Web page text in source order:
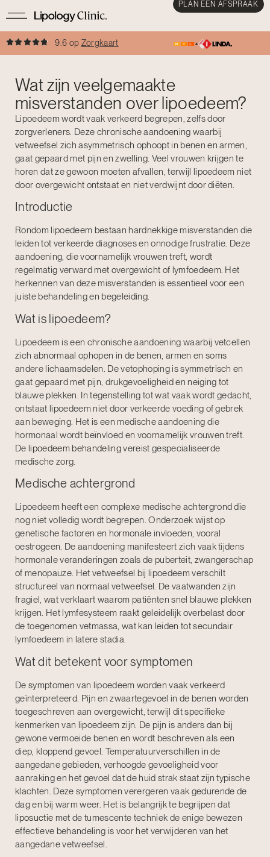
PLAN EEN AFSPRAAK
9.6 op Zorgkaart
Wat zijn veelgemaakte
misverstanden over lipoedeem?
Lipoedeem wordt vaak verkeerd begrepen, zelfs door
zorgverleners. Deze chronische aandoening waarbij
vetweefsel zich asymmetrisch ophoopt in benen en armen,
gaat gepaard met pijn en zwelling. Veel vrouwen krijgen te
horen dat ze gewoon moeten afvallen, terwijl lipoedeem niet
door overgewicht ontstaat en niet verdwijnt door diëten.
Introductie
Rondom lipoedeem bestaan hardnekkige misverstanden die
leiden tot verkeerde diagnoses en onnodige frustratie. Deze
aandoening, die voornamelijk vrouwen treft, wordt
regelmatig verward met overgewicht of lymfoedeem. Het
herkennen van deze misverstanden is essentieel voor een
juiste behandeling en begeleiding.
Wat is lipoedeem?
Lipoedeem is een chronische aandoening waarbij vetcellen
zich abnormaal ophopen in de benen, armen en soms
andere lichaamsdelen. De vetophoping is symmetrisch en
gaat gepaard met pijn, drukgevoeligheid en neiging tot
blauwe plekken. In tegenstelling tot wat vaak wordt gedacht,
ontstaat lipoedeem niet door verkeerde voeding of gebrek
aan beweging. Het is een medische aandoening die
hormonaal wordt beïnvloed en voornamelijk vrouwen treft.
De lipoedeem behandelingvereist gespecialiseerde
medische zorg.
Medische achtergrond
Lipoedeem heeft een complexe medische achtergrond die
nog niet volledig wordt begrepen. Onderzoek wijst op
genetische factoren en hormonale invloeden, vooral
oestrogeen. De aandoening manifesteert zich vaak tijdens
hormonale veranderingen zoals de puberteit, zwangerschap
of menopauze. Het vetweefsel bij lipoedeem verschilt
structureel van normaal vetweefsel. De vaatwanden zijn
fragiel, wat verklaart waarom patiënten snel blauwe plekken
krijgen. Het lymfesysteem raakt geleidelijk overbelast door
de toegenomen vetmassa, wat kan leiden tot secundair
lymfoedeem in latere stadia.
Wat dit betekent voor symptomen
De symptomen van lipoedeem worden vaak verkeerd
geïnterpreteerd. Pijn en zwaartegevoel in de benen worden
toegeschreven aan overgewicht, terwijl dit specifieke
kenmerken van lipoedeem zijn. De pijn is anders dan bij
gewone vermoeide benen en wordt beschreven als een
diep, kloppend gevoel. Temperatuurverschillen in de
aangedane gebieden, verhoogde gevoeligheid voor
aanraking en het gevoel dat de huid strak staat zijn typische
klachten. Deze symptomen verergeren vaak gedurende de
dag en bij warm weer. Het is belangrijk te begrijpen dat
liposuctie met de tumescente techniek de enige bewezen
effectieve behandeling is voor het verwijderen van het
aangedane vetweefsel.